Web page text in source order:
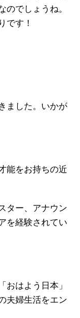
のでしょうね。
です！
ました。いかが
能をお持ちの近
ター、アナウン
を経験されてい
おはよう日本」
夫婦生活をエン